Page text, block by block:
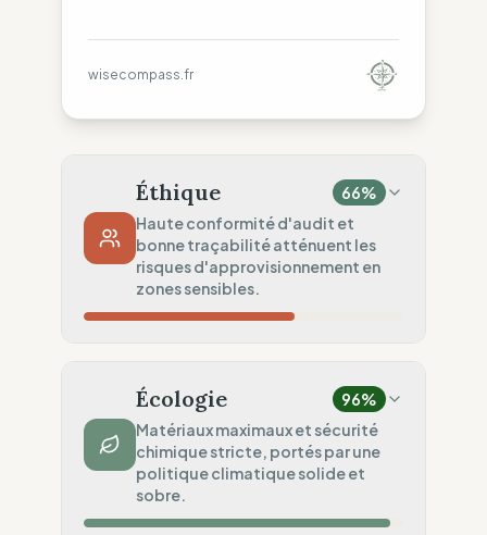
wisecompass.fr
Éthique 66%
Haute conformité d'audit et
bonne traçabilité atténuent les
risques d'approvisionnement en
zones sensibles.
Violations systématiques (États-Unis)
Traçabilité 75
Surveillance régionale standard
Audits Sociaux
Standards légaux robustes (USA)
Écologie 96%
Matériaux maximaux et sécurité
chimique stricte, portés par une
politique climatique solide et
sobre.